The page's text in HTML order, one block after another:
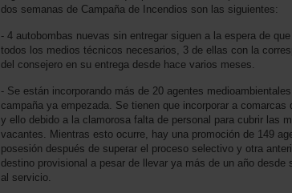
dos semanas de Campaña de Incendios son las siguientes:
- ⁠4 autobombas nuevas sin entregar siguen a la espera de
todos los medios técnicos necesarios, 3 de ellas con la
del consejero en su entrega desde hace varios meses.
- ⁠Se están incorporando más de 20 agentes
campaña ya empezada. Se tienen que incorporar a comarcas
y ello debido a la clamorosa falta de personal para cubrir las
vacantes. Mientras esto ocurre, hay una promoción de 149
posesión después de superar el proceso selectivo y otra
destino provisional a pesar de llevar ya más de un año desde
al servicio.